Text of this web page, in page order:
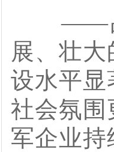
——品
展、壮
设水平显
社会氛围
军企业